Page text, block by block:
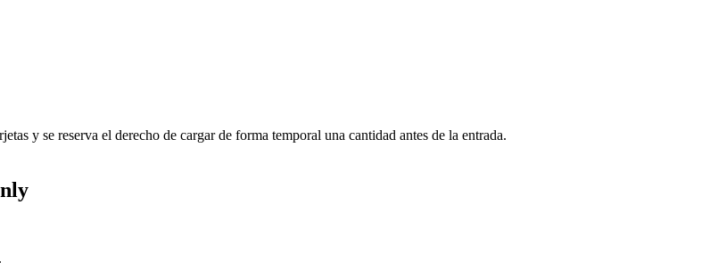
y se reserva el derecho de cargar de forma temporal una cantidad antes de la entrada.